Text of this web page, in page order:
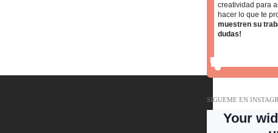
creatividad para
hacer lo que te
muestren su
dudas!
SIGUEME EN